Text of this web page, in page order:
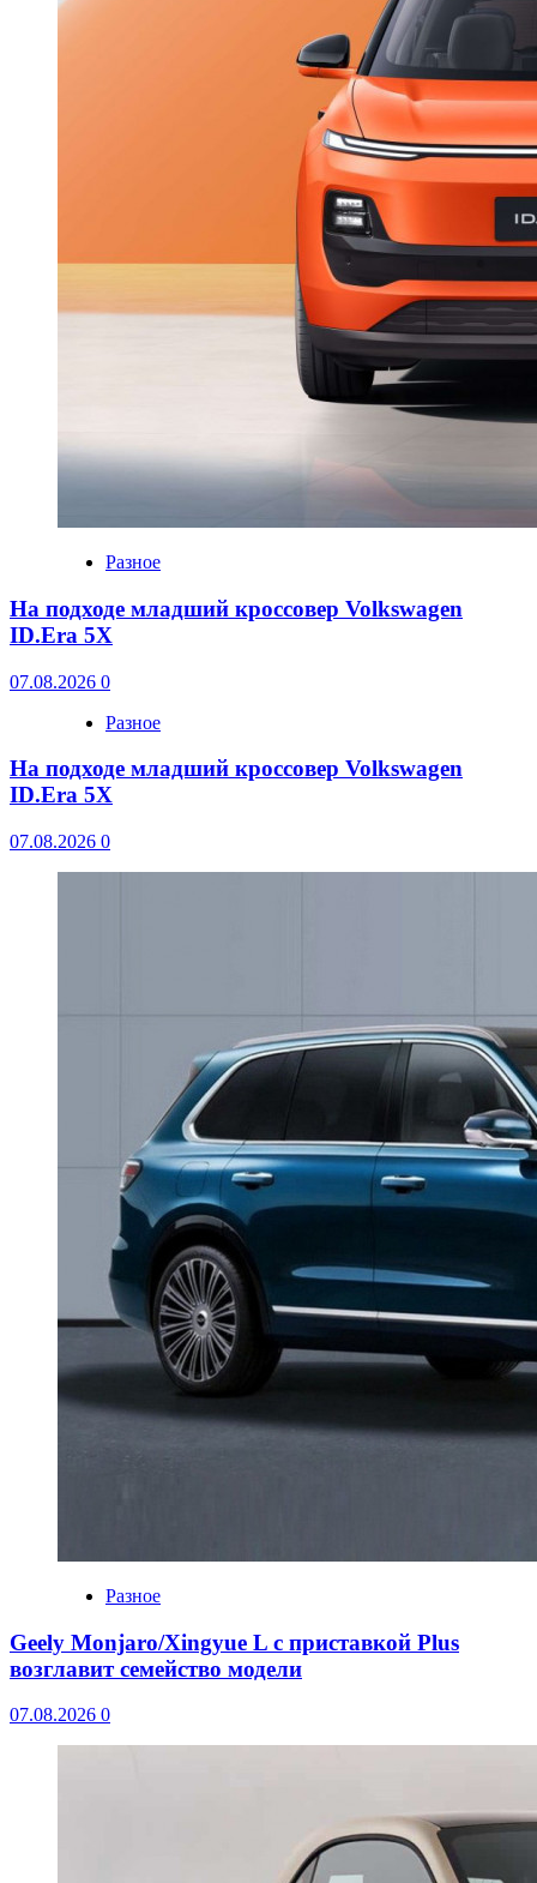
Разное
На подходе младший кроссовер Volkswagen
ID.Era 5X
07.08.2026 0
Разное
На подходе младший кроссовер Volkswagen
ID.Era 5X
07.08.2026 0
Разное
Geely Monjaro/Xingyue L с приставкой Plus
возглавит семейство модели
07.08.2026 0